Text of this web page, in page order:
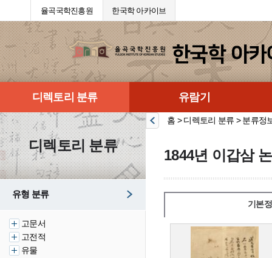
율곡국학진흥원 한국학 아카이브
디렉토리 분류 유람기
디렉토리 분류
유형 분류
고문서
고전적
유물
홈 > 디렉토리 분류 > 분류정
1844년 이갑삼
기본